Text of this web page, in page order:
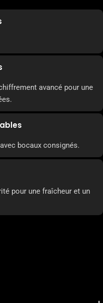
avancé pour une
bocaux consignés.
pour une fraîcheur et un